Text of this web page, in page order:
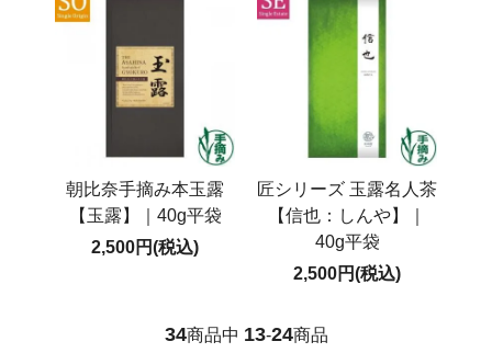
朝比奈手摘み本玉露
【玉露】｜40g平袋
2,500円(税込)
匠シリーズ 玉露名人茶
【信也：しんや】｜
40g平袋
2,500円(税込)
34商品中 13-24商品